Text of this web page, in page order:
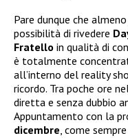
Pare dunque che
possibilità di rivedere
Fratello in qualità di
è totalmente
all’interno del reality
ricordo. Tra poche ore
diretta e senza dubbio
Appuntamento con la
dicembre, come